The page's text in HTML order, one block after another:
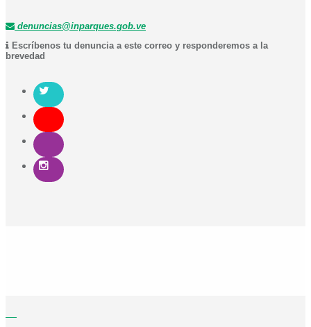
denuncias@inparques.gob.ve
Escríbenos tu denuncia a este correo y responderemos a la
brevedad